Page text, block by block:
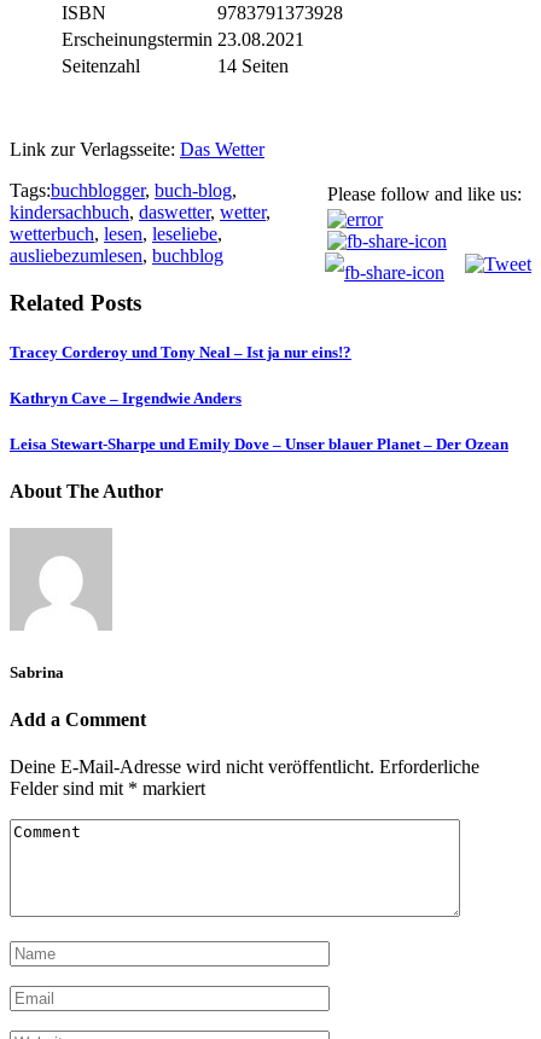
ISBN
9783791373928
Erscheinungstermin 23.08.2021
Seitenzahl
14 Seiten
Link zur Verlagsseite: Das Wetter
Please follow and like us:
Tags:buchblogger, buch-blog,
kindersachbuch, daswetter, wetter,
wetterbuch, lesen, leseliebe,
ausliebezumlesen, buchblog
Related Posts
Tracey Corderoy und Tony Neal – Ist ja nur eins!?
Kathryn Cave – Irgendwie Anders
Leisa Stewart-Sharpe und Emily Dove – Unser blauer Planet – Der Ozean
About The Author
Sabrina
Add a Comment
Deine E-Mail-Adresse wird nicht veröffentlicht. Erforderliche
Felder sind mit * markiert